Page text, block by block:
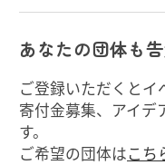
あなたの団体も
ご登録いただくとイ
寄付金募集、アイデ
す。
ご希望の団体はこち